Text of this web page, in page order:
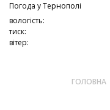
Погода уТернополі
вологість:
тиск:
вітер:
ГОЛОВНА